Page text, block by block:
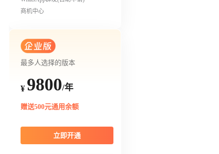
商机中心
最多人选择的版本
¥ 9800/年
赠送500元通用余额
立即开通